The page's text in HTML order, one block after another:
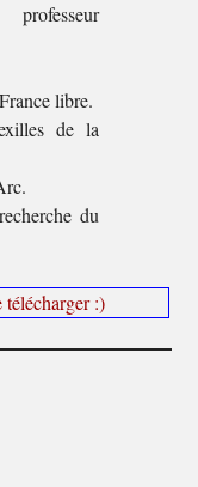
libre.
de la
du
télécharger :)